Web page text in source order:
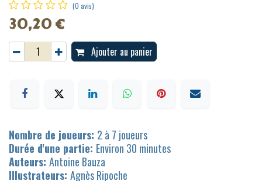
(0 avis)
30,20€
Ajouter au panier
Nombre de joueurs: 2 à 7 joueurs
Durée d'une partie: Environ 30 minutes
Auteurs: Antoine Bauza
Illustrateurs: Agnès Ripoche